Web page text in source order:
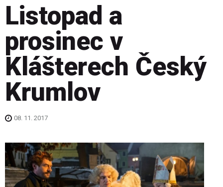
Listopad a
prosinec v
Klášterech Český
Krumlov
08. 11. 2017